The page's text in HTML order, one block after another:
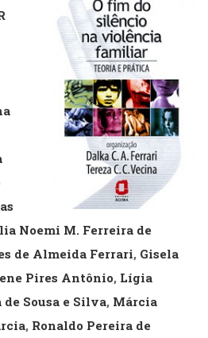
Noemi M. Ferreira de
de Almeida Ferrari, Gisela
Pires Antônio, Lígia
Sousa e Silva, Márcia
, Ronaldo Pereira de